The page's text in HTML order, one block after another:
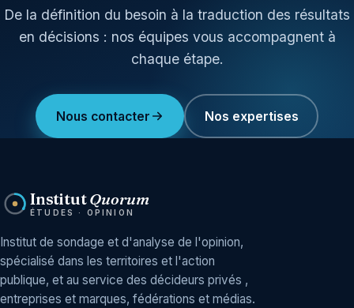
De la définition du besoin à la traduction des résultats
en décisions : nos équipes vous accompagnent à
chaque étape.
Nous contacter Nos expertises
InstitutQuorum
ÉTUDES · OPINION
Institut de sondage et d'analyse de l'opinion,
spécialisé dans les territoires et l'action
publique, et au service des décideurs privés ,
entreprises et marques, fédérations et médias.